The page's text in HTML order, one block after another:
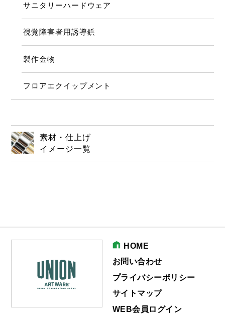
サニタリーハードウェア
視覚障害者用誘導鋲
製作金物
フロアエクイップメント
素材・仕上げ
イメージ一覧
HOME
お問い合わせ
プライバシーポリシー
サイトマップ
WEB会員ログイン